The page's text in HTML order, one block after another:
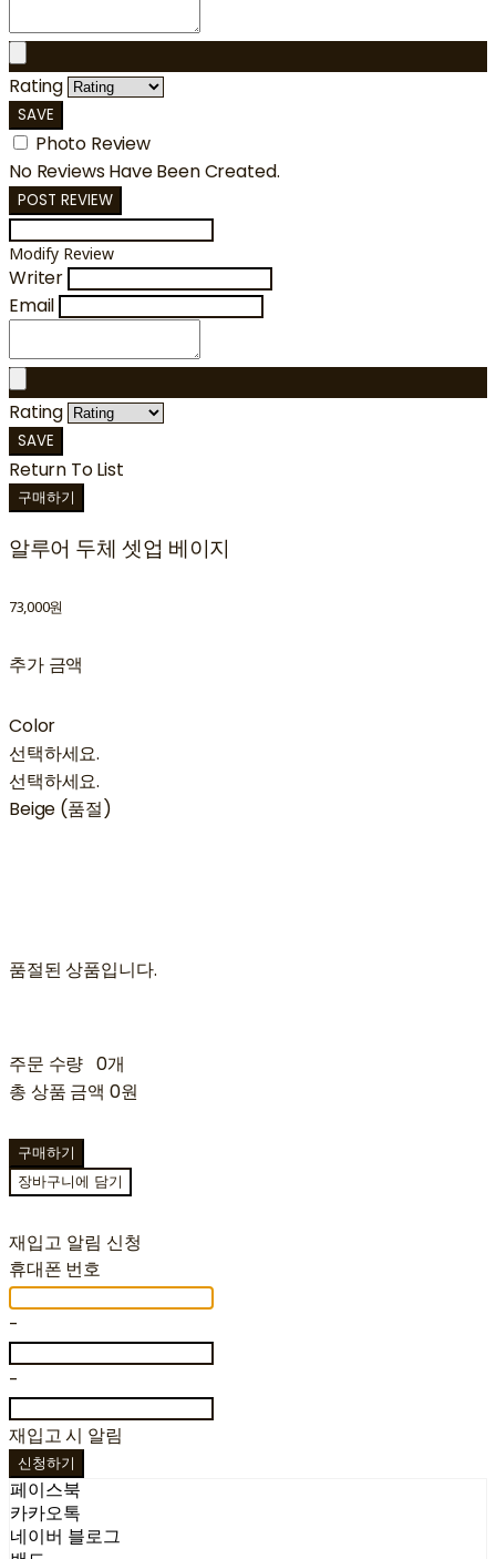
Rating
SAVE
Photo Review
No Reviews Have Been Created.
POST REVIEW
Modify Review
Writer
Email
Rating
SAVE
Return To List
구매하기
알루어 두체 셋업 베이지
73,000원
추가 금액
Color
선택하세요.
선택하세요.
Beige (품절)
품절된 상품입니다.
주문 수량 0개
총 상품 금액 0원
구매하기
장바구니에 담기
재입고 알림 신청
휴대폰 번호
-
-
재입고 시 알림
신청하기
페이스북
카카오톡
네이버 블로그